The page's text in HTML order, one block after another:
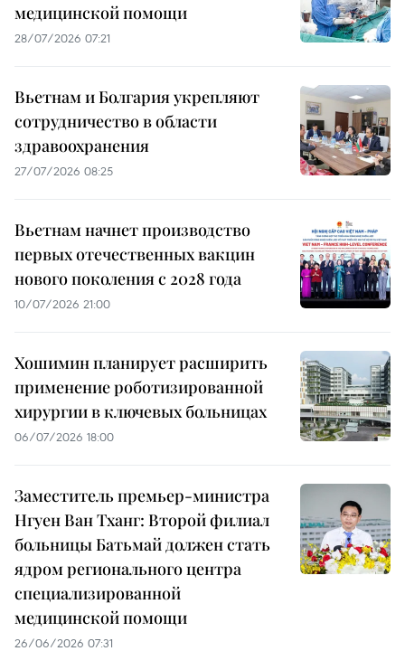
медицинской помощи
28/07/2026 07:21
Вьетнам и Болгария укрепляют
сотрудничество в области
здравоохранения
27/07/2026 08:25
Вьетнам начнет производство
первых отечественных вакцин
нового поколения с 2028 года
10/07/2026 21:00
Хошимин планирует расширить
применение роботизированной
хирургии в ключевых больницах
06/07/2026 18:00
Заместитель премьер-министра
Нгуен Ван Тханг: Второй филиал
больницы Батьмай должен стать
ядром регионального центра
специализированной
медицинской помощи
26/06/2026 07:31